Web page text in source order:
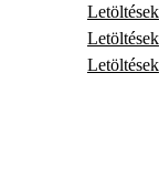
Letöltések
Letöltések
Letöltések